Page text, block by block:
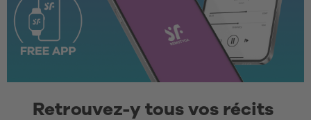
Retrouvez-y tous vos récits